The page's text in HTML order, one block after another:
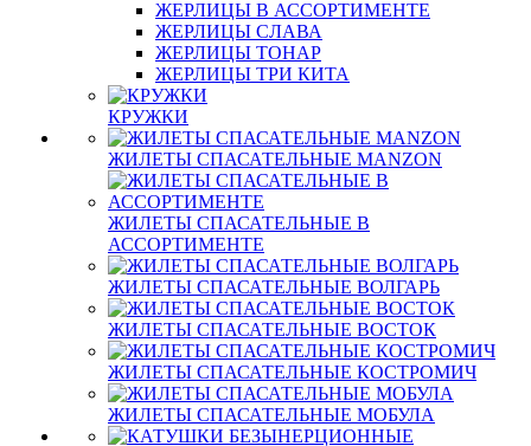
ЖЕРЛИЦЫ В АССОРТИМЕНТЕ
ЖЕРЛИЦЫ СЛАВА
ЖЕРЛИЦЫ ТОНАР
ЖЕРЛИЦЫ ТРИ КИТА
КРУЖКИ
ЖИЛЕТЫ СПАСАТЕЛЬНЫЕ MANZON
ЖИЛЕТЫ СПАСАТЕЛЬНЫЕ В
АССОРТИМЕНТЕ
ЖИЛЕТЫ СПАСАТЕЛЬНЫЕ ВОЛГАРЬ
ЖИЛЕТЫ СПАСАТЕЛЬНЫЕ ВОСТОК
ЖИЛЕТЫ СПАСАТЕЛЬНЫЕ КОСТРОМИЧ
ЖИЛЕТЫ СПАСАТЕЛЬНЫЕ МОБУЛА